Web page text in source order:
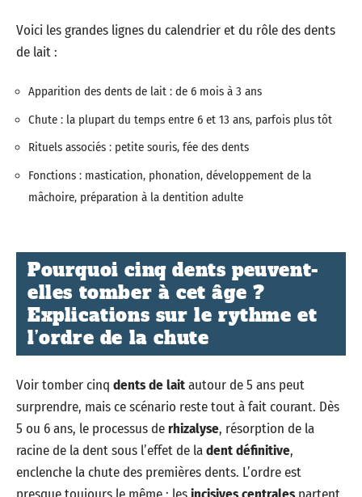
Voici les grandes lignes du calendrier et du rôle des dents
de lait :
Apparition des dents de lait : de 6 mois à 3 ans
Chute : la plupart du temps entre 6 et 13 ans, parfois plus tôt
Rituels associés : petite souris, fée des dents
Fonctions : mastication, phonation, développement de la
mâchoire, préparation à la dentition adulte
Pourquoi cinq dents peuvent-
elles tomber à cet âge ?
Explications sur le rythme et
l’ordre de la chute
Voir tomber cinq dents de laitautour de 5 ans peut
surprendre, mais ce scénario reste tout à fait courant. Dès
5 ou 6 ans, le processus derhizalyse, résorption de la
racine de la dent sous l’effet de ladent définitive,
enclenche la chute des premières dents. L’ordre est